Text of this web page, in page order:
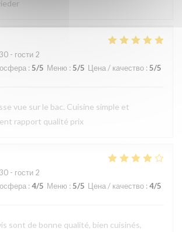
- гости 2
:5/5 Меню :5/5 Цена / качество : 5/5
vue sur le bac. Cuisine simple et
rapport qualité prix
- гости 2
: 4/5 Меню : 5/5 Цена / качество : 4/5
sont de bonne qualité, bien cuisinés,